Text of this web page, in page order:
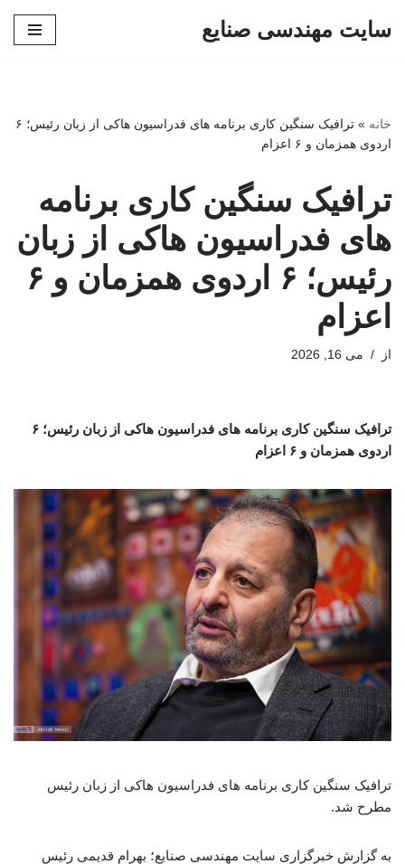
سایت مهندسی صنایع
خانه »
ترافیک سنگین کاری برنامه های فدراسیون هاکی از زبان رئیس؛ ۶
اردوی همزمان و ۶ اعزام
ترافیک سنگین کاری برنامه
های فدراسیون هاکی از زبان
رئیس؛ ۶ اردوی همزمان و ۶
اعزام
از می 16, 2026
ترافیک سنگین کاری برنامه های فدراسیون هاکی از زبان رئیس؛ ۶
اردوی همزمان و ۶ اعزام
ترافیک سنگین کاری برنامه های فدراسیون هاکی از زبان رئیس
مطرح شد.
به گزارش خبرگزاری سایت مهندسی صنایع؛ بهرام قدیمی رئیس